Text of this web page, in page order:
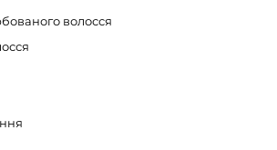
волосся